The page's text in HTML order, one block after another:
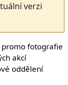
verzi
fotografie
akcí
oddělení